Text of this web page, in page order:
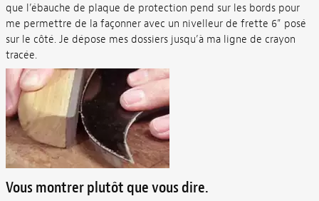
que l’ébauche de plaque de protection pend sur les bords pour
me permettre de la façonner avec un nivelleur de frette 6” posé
sur le côté. Je dépose mes dossiers jusqu’à ma ligne de crayon
tracée.
Vous montrer plutôt que vous dire.